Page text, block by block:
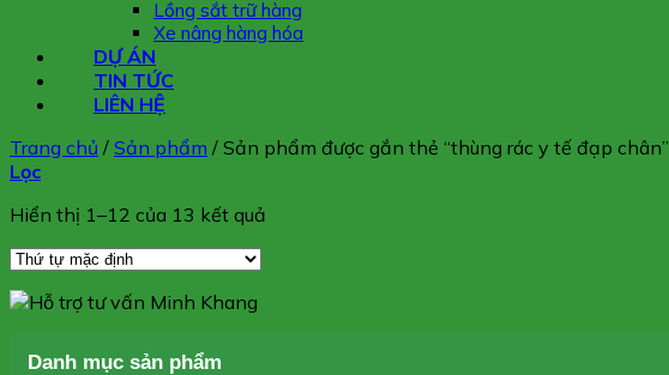
Lồng sắt trữ hàng
Xe nâng hàng hóa
DỰ ÁN
TIN TỨC
LIÊN HỆ
Trang chủ / Sản phẩm / Sản phẩm được gắn thẻ “thùng rác y tế đạp chân”
Lọc
Hiển thị 1–12 của 13 kết quả
Danh mục sản phẩm